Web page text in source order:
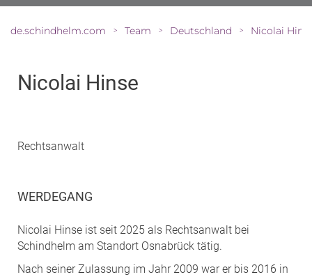
de.schindhelm.com > Team > Deutschland > Nicolai
Nicolai Hinse
Rechtsanwalt
WERDEGANG
Nicolai Hinse ist seit 2025 als Rechtsanwalt bei
Schindhelm am Standort Osnabrück tätig.
Nach seiner Zulassung im Jahr 2009 war er bis 2016 in